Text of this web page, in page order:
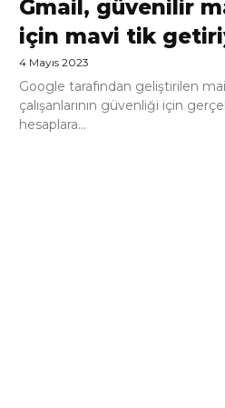
Gmail, güvenilir
için mavi tik
4 Mayıs 2023
Google tarafından geliştirilen
çalışanlarının güvenliği için
hesaplara...